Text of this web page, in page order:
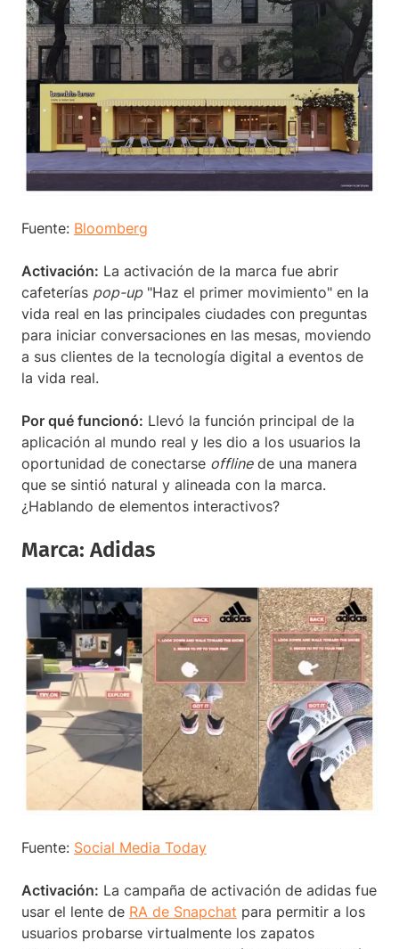
Fuente: Bloomberg
Activación: La activación de la marca fue abrir
cafeterías pop-up"Haz el primer movimiento" en la
vida real en las principales ciudades con preguntas
para iniciar conversaciones en las mesas, moviendo
a sus clientes de la tecnología digital a eventos de
la vida real.
Por qué funcionó: Llevó la función principal de la
aplicación al mundo real y les dio a los usuarios la
oportunidad de conectarse offlinede una manera
que se sintió natural y alineada con la marca.
¿Hablando de elementos interactivos?
Marca: Adidas
Fuente: Social Media Today
Activación: La campaña de activación de adidas fue
usar el lente de RA de Snapchat para permitir a los
usuarios probarse virtualmente los zapatos